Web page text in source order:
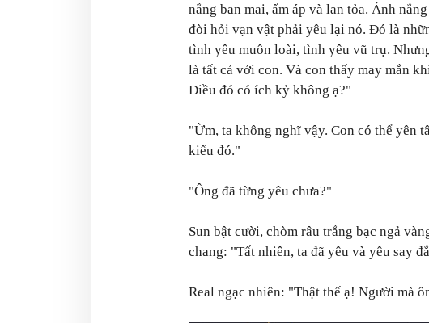
nắng ban mai, ấm áp và lan tỏa. Ánh
đòi hỏi vạn vật phải yêu lại nó. Đó là
tình yêu muôn loài, tình yêu vũ trụ.
là tất cả với con. Và con thấy may mắn
Điều đó có ích kỷ không ạ?"
"Ừm, ta không nghĩ vậy. Con có thể yên
kiểu đó."
"Ông đã từng yêu chưa?"
Sun bật cười, chòm râu trắng bạc ngả
chang: "Tất nhiên, ta đã yêu và yêu say
Real ngạc nhiên: "Thật thế ạ! Người mà